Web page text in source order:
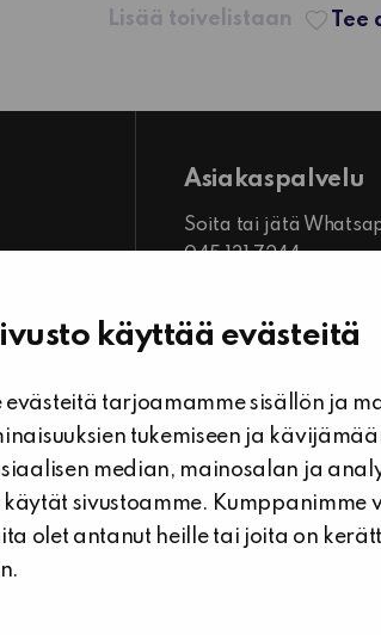
käyttää evästeitä
evästeitä tarjoamamme sisällön ja
tukemiseen ja
median, mainosalan ja
käytät sivustoamme.
olet antanut heille tai joita on
Lisää toivelistaan Tee
Asiakaspalvelu
Soita tai jätä
045 131 7244
ma-pe klo 8.00–16.00